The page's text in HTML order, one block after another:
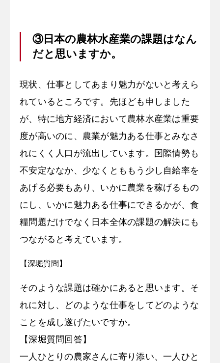
③日本の農林水産業の課題はなん
だと思いますか。
現状、仕事としてあまり魅力がないと考えら
れているところです。先ほども申しました
が、特に地方経済において農林水産業は重要
度が高いのに、農業が魅力ある仕事とみなさ
れにくく人口が流出しています。国際情勢も
不安定ななか、少なくとももう少し自給率を
あげる必要もあり、いかに農業を稼げるもの
にし、いかに魅力ある仕事にできるかが、食
糧問題だけでなく日本全体の課題の解決にも
つながると考えています。
【深堀質問】
そのような課題は確かにあると思います。そ
れに対し、どのような仕事をしてどのような
ことを成し遂げたいですか。
【深堀質問回答】
一人ひとりの農家さんに寄り添い、一人ひと